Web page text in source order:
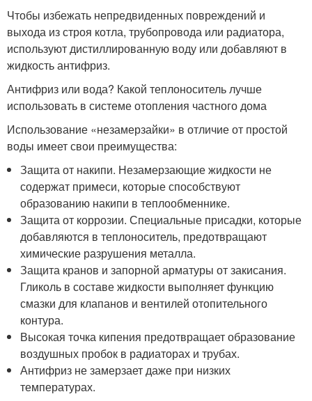
Чтобы избежать непредвиденных повреждений и
выхода из строя котла, трубопровода или радиатора,
используют дистиллированную воду или добавляют в
жидкость антифриз.
Антифриз или вода? Какой теплоноситель лучше
использовать в системе отопления частного дома
Использование «незамерзайки» в отличие от простой
воды имеет свои преимущества:
Защита от накипи. Незамерзающие жидкости не
содержат примеси, которые способствуют
образованию накипи в теплообменнике.
Защита от коррозии. Специальные присадки, которые
добавляются в теплоноситель, предотвращают
химические разрушения металла.
Защита кранов и запорной арматуры от закисания.
Гликоль в составе жидкости выполняет функцию
смазки для клапанов и вентилей отопительного
контура.
Высокая точка кипения предотвращает образование
воздушных пробок в радиаторах и трубах.
Антифриз не замерзает даже при низких
температурах.